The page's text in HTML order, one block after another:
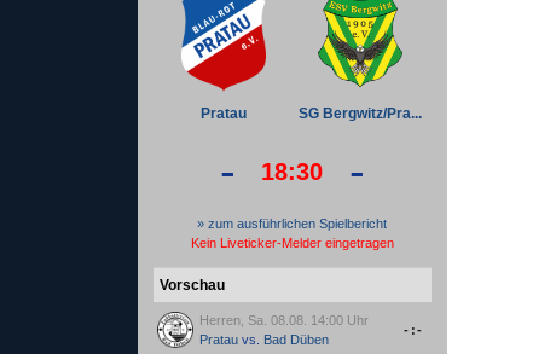
Pratau SG Bergwitz/Pra...
- 18:30 -
» zum ausführlichen Spielbericht
Kein Liveticker-Melder eingetragen
Vorschau
Herren, Sa. 08.08. 14:00 Uhr
Pratauvs. Bad Düben
-:-